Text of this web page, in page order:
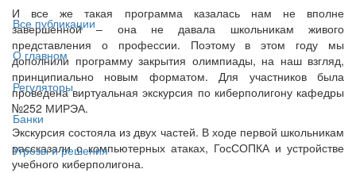
Все публикации
О главном
Регуляторы
Банки
Угрозы и решения
И все же такая программа казалась нам не вполне
завершенной – она не давала школьникам живого
представления о профессии. Поэтому в этом году мы
дополнили программу закрытия олимпиады, на наш взгляд,
принципиально новым форматом. Для участников была
проведена виртуальная экскурсия по киберполигону кафедры
№252 МИРЭА.
Экскурсия состояла из двух частей. В ходе первой школьникам
рассказали о компьютерных атаках, ГосСОПКА и устройстве
учебного киберполигона.